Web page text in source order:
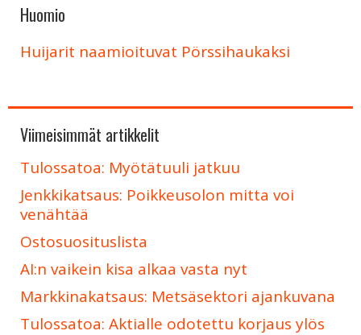
Huomio
Huijarit naamioituvat Pörssihaukaksi
Viimeisimmät artikkelit
Tulossatoa: Myötätuuli jatkuu
Jenkkikatsaus: Poikkeusolon mitta voi
venähtää
Ostosuosituslista
AI:n vaikein kisa alkaa vasta nyt
Markkinakatsaus: Metsäsektori ajankuvana
Tulossatoa: Aktialle odotettu korjaus ylös